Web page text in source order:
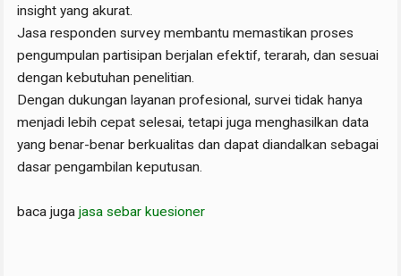
insight yang akurat.
Jasa responden survey membantu memastikan proses
pengumpulan partisipan berjalan efektif, terarah, dan sesuai
dengan kebutuhan penelitian.
Dengan dukungan layanan profesional, survei tidak hanya
menjadi lebih cepat selesai, tetapi juga menghasilkan data
yang benar-benar berkualitas dan dapat diandalkan sebagai
dasar pengambilan keputusan.
baca jugajasa sebar kuesioner